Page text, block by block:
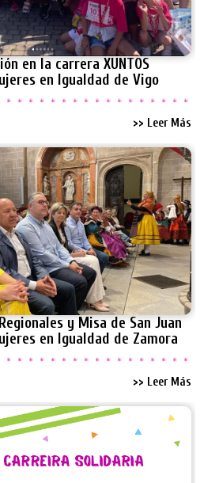
en la carrera XUNTOS
en Igualdad de Vigo
>> Leer Más
y Misa de San Juan
en Igualdad de Zamora
>> Leer Más